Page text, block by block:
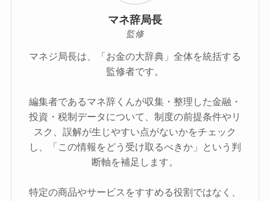
マネ辞局長
監修
マネジ局長は、「お金の大辞典」全体を統括する
監修者です。
編集者であるマネ辞くんが収集・整理した金融・
投資・税制データについて、制度の前提条件やリ
スク、誤解が生じやすい点がないかをチェック
し、「この情報をどう受け取るべきか」という判
断軸を補足します。
特定の商品やサービスをすすめる役割ではなく、